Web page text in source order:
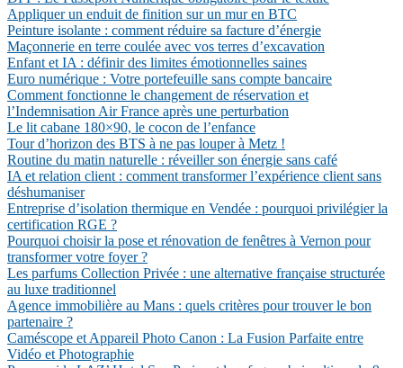
Appliquer un enduit de finition sur un mur en BTC
Peinture isolante : comment réduire sa facture d’énergie
Maçonnerie en terre coulée avec vos terres d’excavation
Enfant et IA : définir des limites émotionnelles saines
Euro numérique : Votre portefeuille sans compte bancaire
Comment fonctionne le changement de réservation et
l’Indemnisation Air France après une perturbation
Le lit cabane 180×90, le cocon de l’enfance
Tour d’horizon des BTS à ne pas louper à Metz !
Routine du matin naturelle : réveiller son énergie sans café
IA et relation client : comment transformer l’expérience client sans
déshumaniser
Entreprise d’isolation thermique en Vendée : pourquoi privilégier la
certification RGE ?
Pourquoi choisir la pose et rénovation de fenêtres à Vernon pour
transformer votre foyer ?
Les parfums Collection Privée : une alternative française structurée
au luxe traditionnel
Agence immobilière au Mans : quels critères pour trouver le bon
partenaire ?
Caméscope et Appareil Photo Canon : La Fusion Parfaite entre
Vidéo et Photographie